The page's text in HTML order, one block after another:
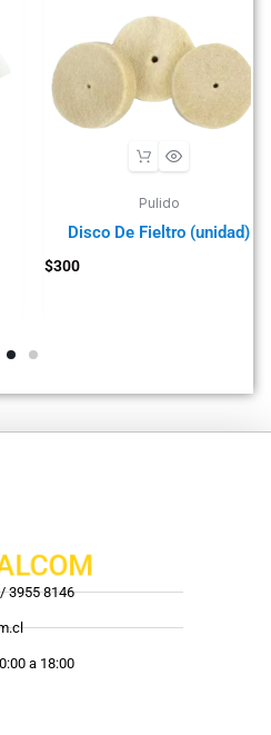
Pulido
Disco De Fieltro (unidad)
$300
3955 8146
a 18:00